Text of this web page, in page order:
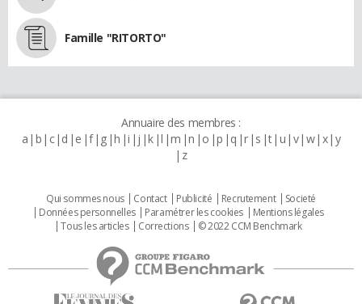
Famille "RITORTO"
Annuaire des membres :
a b c d e f g h i j k l m n o p q r s t u v w x y
z
Qui sommes nous Contact Publicité Recrutement
Societé
Données personnelles
Paramétrer les cookies
Mentions légales
Tous les articles
Corrections © 2022 CCM Benchmark